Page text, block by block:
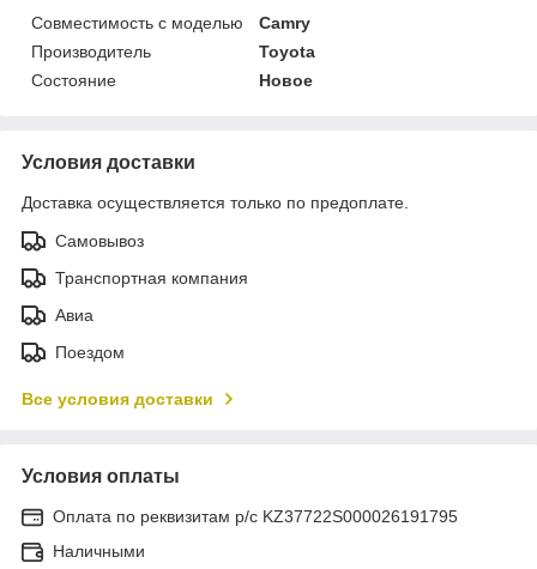
Совместимость с моделью
Camry
Производитель
Toyota
Состояние
Новое
Условия доставки
Доставка осуществляется только по предоплате.
Самовывоз
Транспортная компания
Авиа
Поездом
Все условия доставки
Условия оплаты
Оплата по реквизитам р/с KZ37722S000026191795
Наличными